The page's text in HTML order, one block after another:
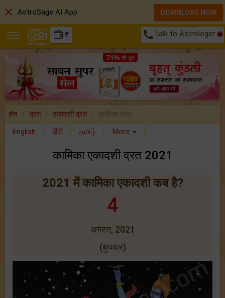
₹ call Talk to Astrologer
होम व्रत एकादशी व्रत
कामिका एका..
English
हिंदी தமிழ் More
कामिका एकादशी व्रत 2021
2021 में कामिका एकादशी कब है?
4
अगस्त, 2021
(बुधवार)
close AstroSage AI App DOWNLOAD NOW